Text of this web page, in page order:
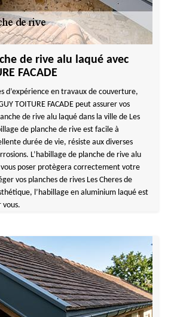
de rive alu laqué avec
FACADE
d’expérience en travaux de couverture,
TOITURE FACADE peut assurer vos
de rive alu laqué dans la ville de Les
de planche de rive est facile à
durée de vie, résiste aux diverses
L’habillage de planche de rive alu
vous poser protègera correctement votre
vos planches de rives Les Cheres de
l’habillage en aluminium laqué est
vous.